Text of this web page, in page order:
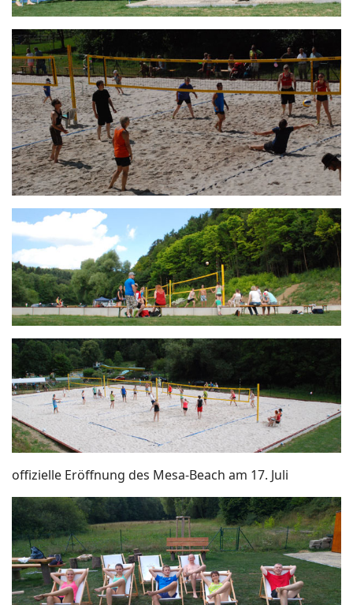
offizielle Eröffnung des Mesa-Beach am 17. Juli